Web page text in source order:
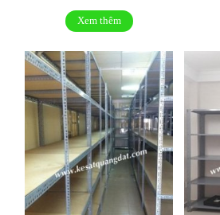
Xem thêm